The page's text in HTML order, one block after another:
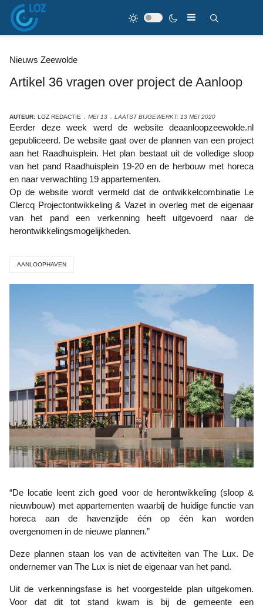
Nieuws Zeewolde
Artikel 36 vragen over project de Aanloop
AUTEUR: LOZ REDACTIE MEI 13 LAATST BIJGEWERKT: 13 MEI 2020
Eerder deze week werd de website deaanloopzeewolde.nl
gepubliceerd. De website gaat over de plannen van een project
aan het Raadhuisplein. Het plan bestaat uit de volledige sloop
van het pand Raadhuisplein 19-20 en de herbouw met horeca
en naar verwachting 19 appartementen.
Op de website wordt vermeld dat de ontwikkelcombinatie Le
Clercq Projectontwikkeling & Vazet in overleg met de eigenaar
van het pand een verkenning heeft uitgevoerd naar de
herontwikkelingsmogelijkheden.
AANLOOPHAVEN
“De locatie leent zich goed voor de herontwikkeling (sloop &
nieuwbouw) met appartementen waarbij de huidige functie van
horeca aan de havenzijde één op één kan worden
overgenomen in de nieuwe plannen.”
Deze plannen staan los van de activiteiten van The Lux. De
ondernemer van The Lux is niet de eigenaar van het pand.
Uit de verkenningsfase is het voorgestelde plan uitgekomen.
Voor dat dit tot stand kwam is bij de gemeente een